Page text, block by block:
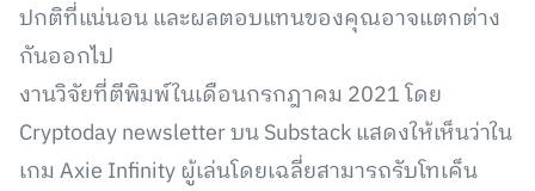
ปกติที่แน่นอน และผลตอบแทนของคุณอาจแตกต่าง
กันออกไป
งานวิจัยที่ตีพิมพ์ในเดือนกรกฎาคม 2021 โดย
Cryptoday newsletter บน Substack แสดงให้เห็นว่าใน
เกม Axie Infinity ผู้เล่นโดยเฉลี่ยสามารถรับโทเค็น